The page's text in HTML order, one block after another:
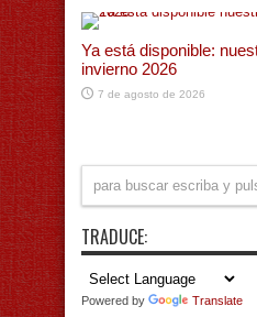
Ya está disponible:
invierno 2026
7 de agosto de 2026
TRADUCE:
Powered by Translate